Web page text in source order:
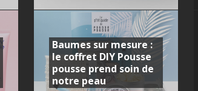
Baumes sur mesure :
le coffret DIY Pousse
pousse prend soin de
notre peau